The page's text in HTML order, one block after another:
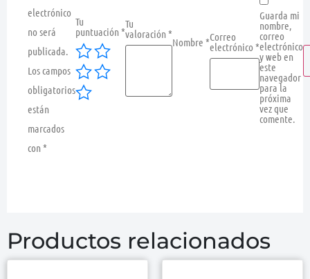
electrónico
no será
publicada.
Los campos
obligatorios
están
marcados
con *
Tu
puntuación *
Tu
valoración *
Nombre *Correo
electrónico *
Guarda mi
nombre,
correo
electrónico
y web en
este
navegador
para la
próxima
vez que
comente.
Productos relacionados